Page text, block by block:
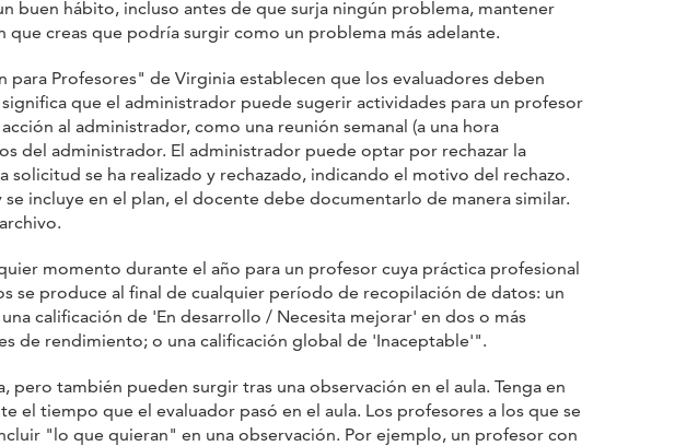
buen hábito, incluso antes de que surja ningún problema, mantener
creas que podría surgir como un problema más adelante.
Profesores" de Virginia establecen que los evaluadores deben
que el administrador puede sugerir actividades para un profesor
al administrador, como una reunión semanal (a una hora
del administrador. El administrador puede optar por rechazar la
se ha realizado y rechazado, indicando el motivo del rechazo.
incluye en el plan, el docente debe documentarlo de manera similar.
momento durante el año para un profesor cuya práctica profesional
se produce al final de cualquier período de recopilación de datos: un
calificación de 'En desarrollo / Necesita mejorar' en dos o más
de rendimiento; o una calificación global de 'Inaceptable'".
pero también pueden surgir tras una observación en el aula. Tenga en
el tiempo que el evaluador pasó en el aula. Los profesores a los que se
"lo que quieran" en una observación. Por ejemplo, un profesor con